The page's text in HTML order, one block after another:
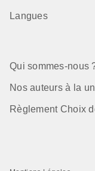
Langues
Qui sommes-nous
Nos auteurs à la
Règlement Choix